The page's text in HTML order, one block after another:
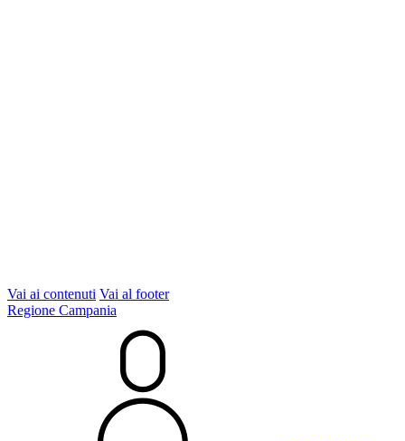
Vai ai contenuti Vai al footer
Regione Campania